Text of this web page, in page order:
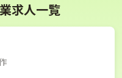
求人一覧